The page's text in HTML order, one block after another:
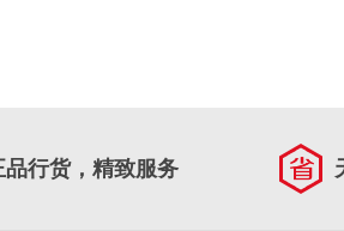
品行货，精致服务